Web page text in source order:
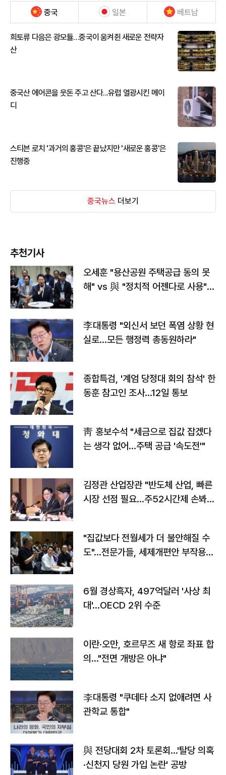
중국 일본 베트남
희토류 다음은 광모듈…중국이 움켜쥔 새로운 전략자
산
중국산 에어콘을 웃돈 주고 산다...유럽 열광시킨 메이
디
스티븐 로치 '과거의 홍콩'은 끝났지만 '새로운 홍콩'은
진행중
중국뉴스 더보기
추천기사
오세훈 "용산공원 주택공급 동의 못
해" vs 與 "정치적 어젠다로 사용"
李대통령 "외신서 보던 폭염 상황 현
실로…모든 행정력 총동원하라"
종합특검, '계엄 당정대 회의 참석' 한
동훈 참고인 조사...12일 통보
靑 홍보수석 "세금으로 집값 잡겠다
는 생각 없어…주택 공급 '속도전'"
김정관 산업장관 "반도체 산업, 빠른
시장 선점 필요…주52시간제 손봐
"집값보다 전월세가 더 불안해질 수
도"…전문가들, 세제개편안 부작용
6월 경상흑자, 497억달러 '사상 최
대'…OECD 2위 수준
이란·오만, 호르무즈 새 항로 좌표 합
의…"전면 개방은 아냐"
李대통령 "쿠데타 소지 없애려면 사
관학교 통합"
與 전당대회 2차 토론회…'탈당 의혹
·신천지 당원 가입 논란' 공방